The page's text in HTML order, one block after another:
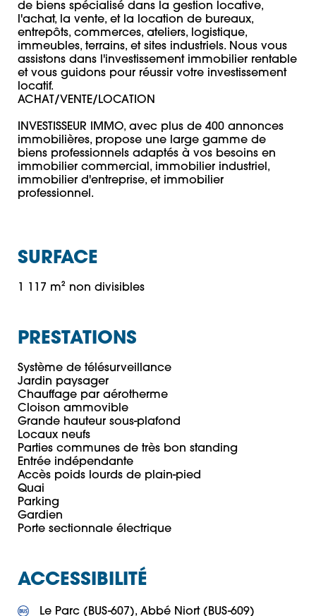
de biens spécialisé dans la gestion locative,
l'achat, la vente, et la location de bureaux,
entrepôts, commerces, ateliers, logistique,
immeubles, terrains, et sites industriels. Nous vous
assistons dans l'investissement immobilier rentable
et vous guidons pour réussir votre investissement
locatif.
ACHAT/VENTE/LOCATION
INVESTISSEUR IMMO, avec plus de 400 annonces
immobilières, propose une large gamme de
biens professionnels adaptés à vos besoins en
immobilier commercial, immobilier industriel,
immobilier d'entreprise, et immobilier
professionnel.
SURFACE
1 117 m² non divisibles
PRESTATIONS
Système de télésurveillance
Jardin paysager
Chauffage par aérotherme
Cloison ammovible
Grande hauteur sous-plafond
Locaux neufs
Parties communes de très bon standing
Entrée indépendante
Accès poids lourds de plain-pied
Quai
Parking
Gardien
ACCESSIBILITÉ